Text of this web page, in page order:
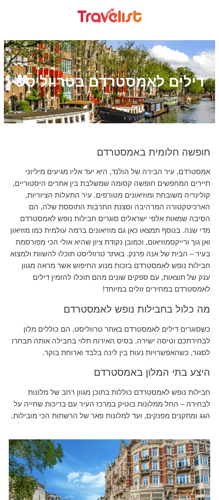
דילים לאמסטרדם בטרווליסט
חופשה חלומית באמסטרדם
אמסטרדם, עיר הבירה של הולנד, היא יעד אליו מגיעים מיליוני
תיירים המחפשים חופשה קסומה שמשלבת בין אתרים היסטוריים,
קולינריה משובחת ומוזיאונים מטורפים. עיר התעלות הציוריות,
הארכיטקטורה המרהיבה וסצנת התרבות התוססת שלה, הם
הסיבה שמאות אלפי ישראלים סוגרים חבילות נופש לאמסטרדם
מדי שנה. בנוסף תמצאו כאן גם מוזיאונים ברמה עולמית כמו מוזיאון
ואן גוך ורייקסמוזיאום, וכמובן נקודת ציון שהיא אולי הכי מפורסמת
בעיר – הבית של אנה פרנק. באתר טרווליסט תוכלו להשוות ולמצוא
חבילות נופש לאמסטרדם בזכות מנוע החיפוש אשר מראה מגוון
ענק של תוצאות, עם ספקים שונים מהם תוכלו להזמין דילים
לאמסטרדם במחירים זולים במיוחד!
מה כלול בחבילות נופש לאמסטרדם
כשסוגרים דילים לאמסטרדם באתר טרווליסט, הם כוללים מלון
לבחירתכם וטיסה ישירה. בסיס האירוח תלוי בחבילה אותה תבחרו
לסגור, כשהאפשרויות נעות בין לינה בלבד וארוחת בוקר.
היצע בתי המלון באמסטרדם
חבילות נופש לאמסטרדם כוללות בתוכן מגוון רחב של מלונות
לבחירה – החל ממלונות בוטיק במרכז העיר עם בריכות שחייה על
הגג ומתקנים מפנקים, ועד למלונות פאר של הרשתות הכי מובילות.